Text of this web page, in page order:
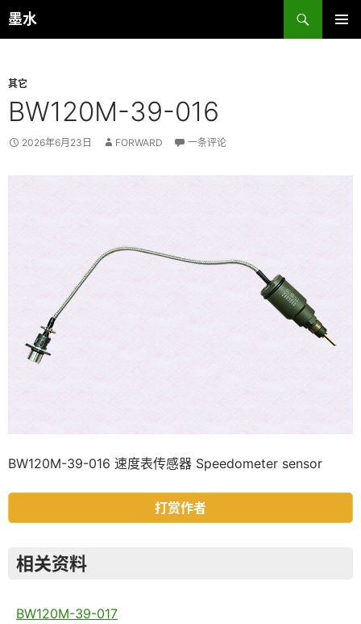
跳
至
墨水
搜
索
其它
BW120M-39-016
2026年6月23日 FORWARD 一条评论
BW120M-39-016 速度表传感器 Speedometer sensor
打赏作者
相关资料
BW120M-39-017